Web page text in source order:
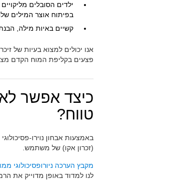
ילדים הסובלים
בפיתוח אוצר המילים
קשיים באיות מילה,
אנו יכולים למצוא בעיות של
פצעים בקליפת המוח הקדם
כיצד אפשר
טווח?
באמצעות אבחון נוירו-
(זכרון אקו) של משתמש.
מקבץ הערכה ניורופסיכולוגי
לנו למדוד באופן מדוייק את